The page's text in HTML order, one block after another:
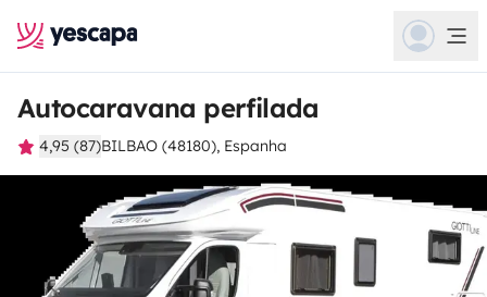
Autocaravana perfilada
4,95 (87)BILBAO (48180), Espanha